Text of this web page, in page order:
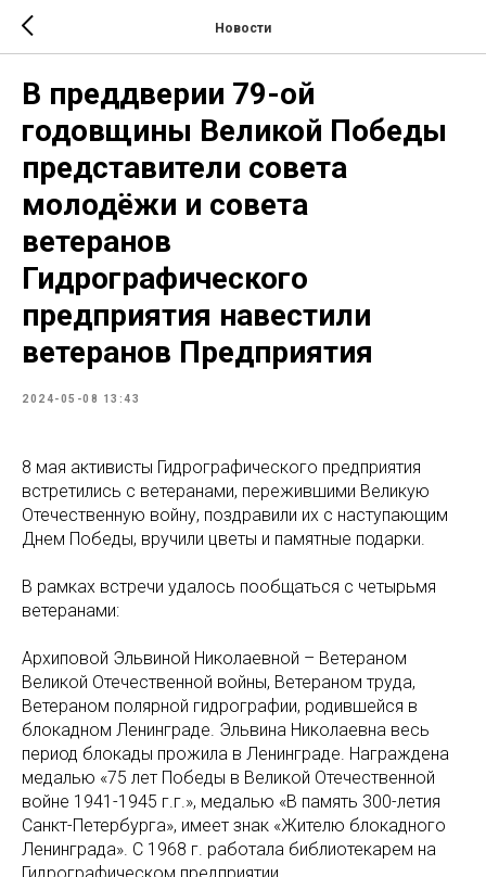
Новости
В преддверии 79-ой
годовщины Великой Победы
представители совета
молодёжи и совета
ветеранов
Гидрографического
предприятия навестили
ветеранов Предприятия
2024-05-08 13:43
8 мая активисты Гидрографического предприятия
встретились с ветеранами, пережившими Великую
Отечественную войну, поздравили их с наступающим
Днем Победы, вручили цветы и памятные подарки.
В рамках встречи удалось пообщаться с четырьмя
ветеранами:
Архиповой Эльвиной Николаевной – Ветераном
Великой Отечественной войны, Ветераном труда,
Ветераном полярной гидрографии, родившейся в
блокадном Ленинграде. Эльвина Николаевна весь
период блокады прожила в Ленинграде. Награждена
медалью «75 лет Победы в Великой Отечественной
войне 1941-1945 г.г.», медалью «В память 300-летия
Санкт-Петербурга», имеет знак «Жителю блокадного
Ленинграда». С 1968 г. работала библиотекарем на